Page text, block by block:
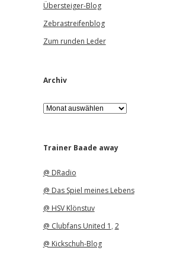
Übersteiger-Blog
Zebrastreifenblog
Zum runden Leder
Archiv
A
r
iTrainer Baade away
@ DRadio
@ Das Spiel meines Lebens
@ HSV Klönstuv
@ Clubfans United 1 , 2
@ Kickschuh-Blog